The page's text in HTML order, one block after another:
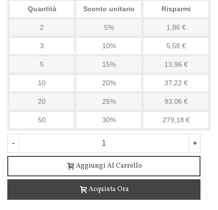
Quantità Sconto unitario Risparmi
2 5% 1,86 €
3 10% 5,58 €
5 15% 13,96 €
10 20% 37,22 €
20 25% 93,06 €
50 30% 279,18 €
- +
Aggiungi Al Carrello
Acquista Ora